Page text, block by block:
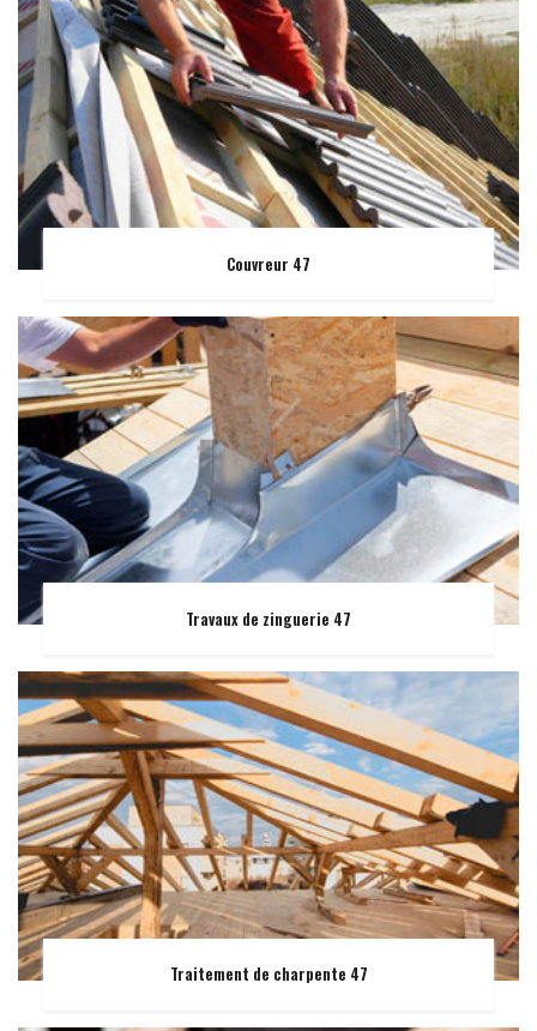
Couvreur 47
Travaux de zinguerie 47
Traitement de charpente 47